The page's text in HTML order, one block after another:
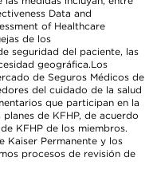
Data and
of Healthcare
de los
seguridad del paciente, las
geográfica.Los
de Seguros Médicos de
del cuidado de la salud
que participan en la
de KFHP, de acuerdo
KFHP de los miembros.
Kaiser Permanente y los
procesos de revisión de